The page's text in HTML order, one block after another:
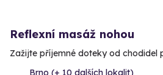
Reflexní masáž nohou
Zažijte příjemné doteky od chodidel
Brno (+ 10 dalších lokalit)